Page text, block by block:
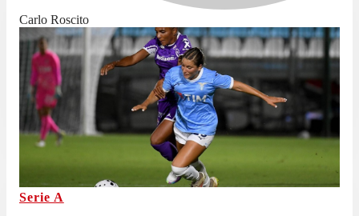
Carlo Roscito
Serie A